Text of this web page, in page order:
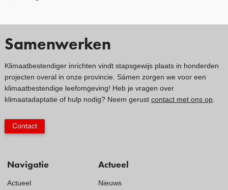
Navigatie
Actueel
Actueel
Nieuws
Samenwerken
Klimaatbestendiger inrichten vindt stapsgewijs plaats in honderden
projecten overal in onze provincie. Sámen zorgen we voor een
klimaatbestendige leefomgeving! Heb je vragen over
klimaatadaptatie of hulp nodig? Neem gerust contact met ons op.
Contact